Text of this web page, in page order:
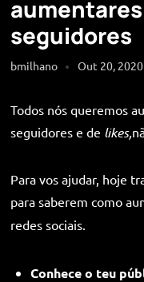
seguidores
bmilhano Out 20, 2020
Todos nós queremos
seguidores e de likes,
Para vos ajudar, hoje
para saberem como
redes sociais.
Conhece o teu